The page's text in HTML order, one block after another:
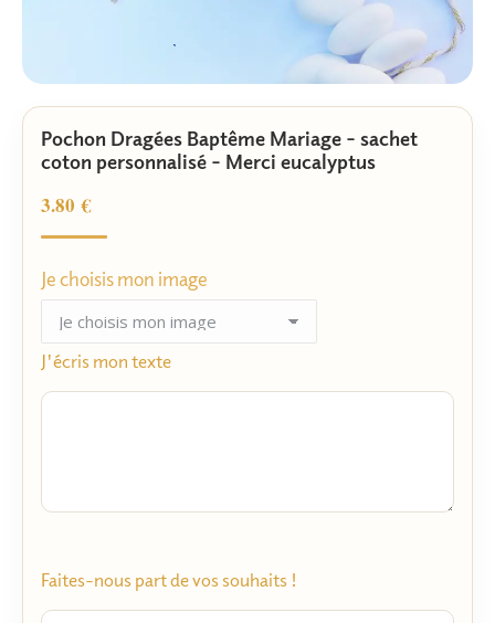
Pochon Dragées Baptême Mariage – sachet
coton personnalisé – Merci eucalyptus
3.80€
Je choisis mon image
J'écris mon texte
Faites-nous part de vos souhaits !